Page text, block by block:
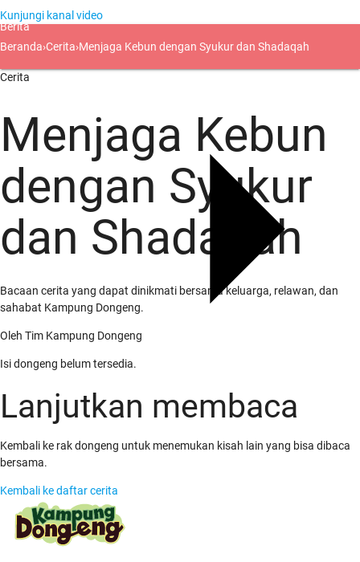
Berita
Tentang Kami
Kunjungi kanal video
Beranda›Cerita›Menjaga Kebun dengan Syukur dan Shadaqah
Cerita
Menjaga Kebun
dengan Syukur
dan Shadaqah
Bacaan cerita yang dapat dinikmati bersama keluarga, relawan, dan
sahabat Kampung Dongeng.
Oleh Tim Kampung Dongeng
Isi dongeng belum tersedia.
Lanjutkan membaca
Kembali ke rak dongeng untuk menemukan kisah lain yang bisa dibaca
bersama.
Kembali ke daftar cerita